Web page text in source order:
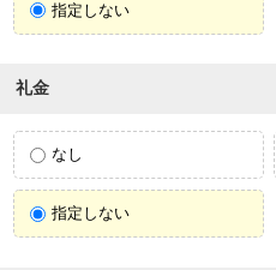
指定しない
礼金
なし
指定しない